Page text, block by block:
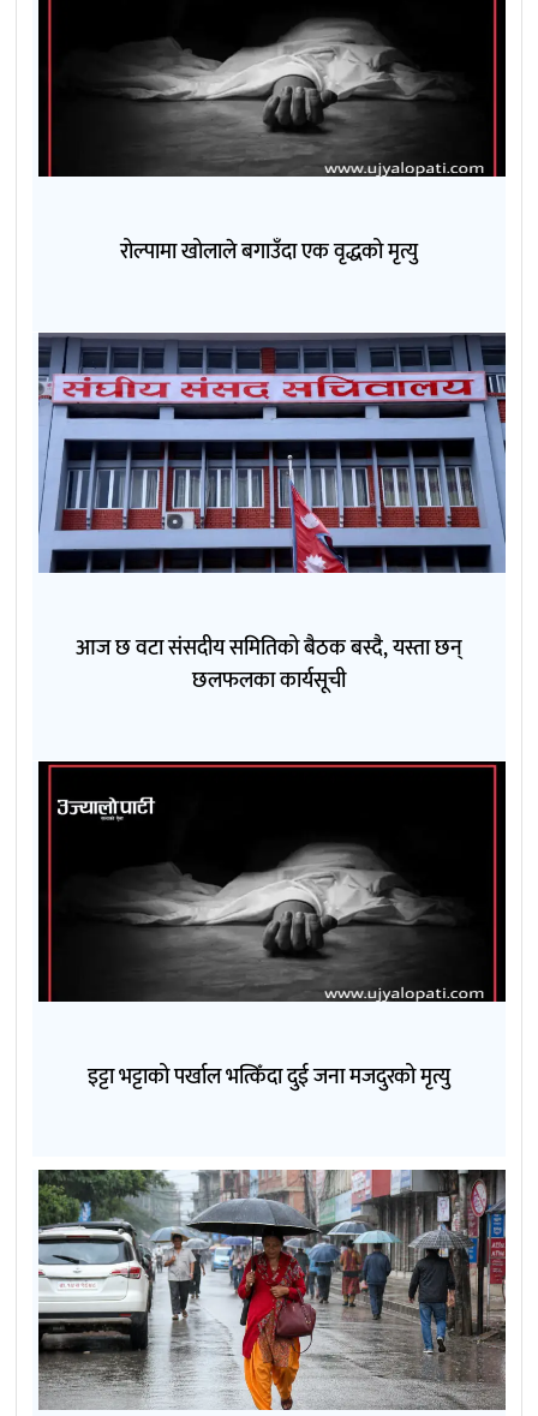
रोल्पामा खोलाले बगाउँदा एक वृद्धको मृत्यु
आज छ वटा संसदीय समितिको बैठक बस्दै, यस्ता छन्
छलफलका कार्यसूची
इट्टा भट्टाको पर्खाल भत्किँदा दुई जना मजदुरको मृत्यु